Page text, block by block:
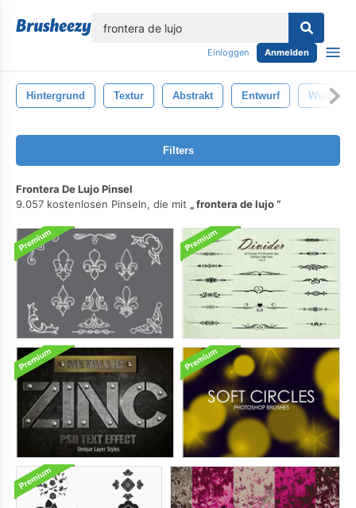
Einloggen Anmelden
Hintergrund Textur Abstrakt Entwurf Weiß
Filters
Frontera De Lujo Pinsel
9.057 kostenlosen Pinseln, die mit
frontera de lujo